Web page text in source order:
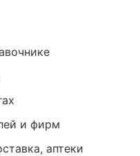
и фирм
аптеки